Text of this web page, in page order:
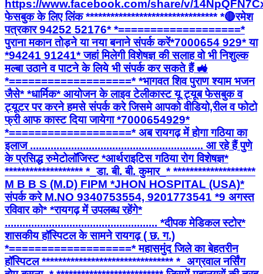
https://www.facebook.com/share/v/
फेसबुक के लिए लिंक ******************************** *🔴रमेश
पत्रकार 94252 52176* *===================*
पुराना मकान तोड़ने या नया बनाने संपर्क करें*7000654 929* या
*94241 91241* जहां मिलेगी विशेषज्ञ की सलाह वो भी निशुल्क
मल्बा उठाने व पाटने के लिये भी संपर्क कर सकते हैं 🚜
*===================* *भागवत शिव पुराण श्याम भजन
जैसे* *धार्मिक* आयोजन के लाइव टेलीकास्ट यू ट्यूब फेसबुक व
ट्यूटर पर करने हमसे संपर्क करे जिसमे आपको वीडियो,रील व फोटो
फ्री आफ कास्ट दिया जायेगा *7000654929*
*===================* अब रायगढ़ में होगा गठिया का
इलाज ........................................................... आ रहे हैं पुणे
के प्रसिद्ध रुमेटोलॉजिस्ट *आर्थराइटिस गठिया रोग विशेषज्ञ*
******************* *_डा. बी. बी. कुमार_* ********************
M B B S (M.D) FIPM *JHON HOSPITAL (USA)*
संपर्क करे M.NO 9340753554, 9201773541 *9 अगस्त
रविवार को* *रायगढ़ में उपलब्ध रहेंगे*
.................................................... *दीपक मेडिकल स्टोर*
शासकीय हॉस्पिटल के सामने रायगढ़ ( छ. ग.)
*===================* महासमुंद जिले का बेहतरीन
हॉस्पिटल ******************************** *_अग्रवाल नर्सिंग